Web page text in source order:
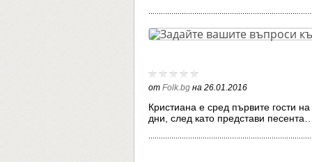
от Folk.bg на 26.01.2016
Кристиана е сред първите гости
дни, след като представи